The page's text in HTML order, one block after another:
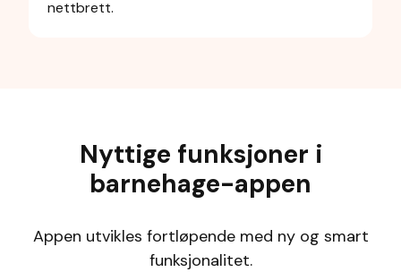
nettbrett.
Nyttige funksjoner i
barnehage-appen
Appen utvikles fortløpende med ny og smart
funksjonalitet.